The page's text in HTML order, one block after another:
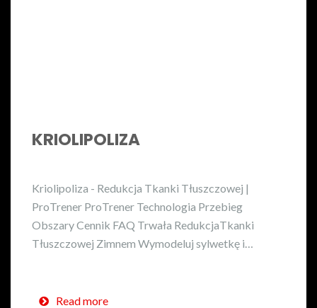
KRIOLIPOLIZA
Kriolipoliza - Redukcja Tkanki Tłuszczowej |
ProTrener ProTrener Technologia Przebieg
Obszary Cennik FAQ Trwała RedukcjaTkanki
Tłuszczowej Zimnem Wymodeluj sylwetkę i…
Read more